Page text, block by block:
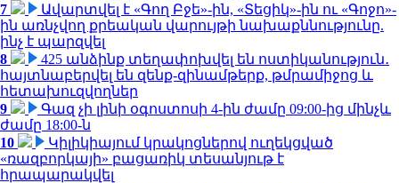
7
Ավարտվել է «Գող Բջե»-ին, «Տեցիկ»-ին ու «Գոջո»-
ին առնչվող քրեական վարույթի նախաքննությունը.
ինչ է պարզվել
8
425 անձինք տեղափոխվել են ոստիկանություն․
հայտնաբերվել են զենք-զինամթերք, թմրամիջոց և
հետախուզվողներ
9
Գազ չի լինի օգոստոսի 4-ին ժամը 09:00-ից մինչև
ժամը 18:00-ն
10
Կիլիկիայում կրակոցներով ուղեկցված
«ռազբորկայի» բացառիկ տեսանյութ է
հրապարակվել